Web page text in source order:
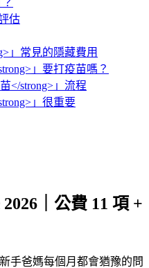
估
」常見的隱藏費用
」要打疫苗嗎？
</strong>」流程
」很重要
｜公費 11 項 +
手爸媽每個月都會猶豫的問